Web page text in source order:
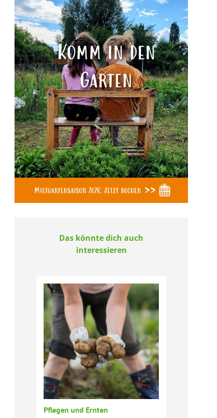
Das könnte dich auch
interessieren
Pflegen und Ernten